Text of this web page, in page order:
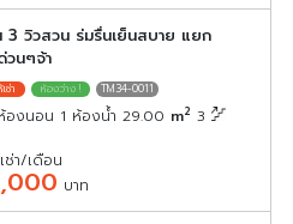
วิวสวน ร่มรื่นเย็นสบาย แยก
นๆจ้า
TM34-0011
องนอน 1 ห้องน้ำ 29.00 m2 3
ช่า/เดือน
บาท